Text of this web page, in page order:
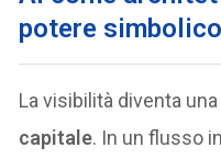
potere simbolico
La visibilità diventa
capitale. In un flusso